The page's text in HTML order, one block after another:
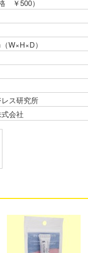
￥500）
W×H×D）
ス研究所
会社